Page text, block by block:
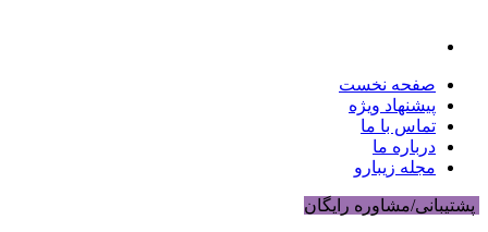
صفحه نخست
پیشنهاد ویژه
تماس با ما
درباره ما
مجله زیبارو
پشتیبانی/مشاوره رایگان